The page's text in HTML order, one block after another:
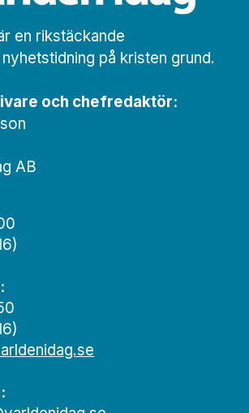
en rikstäckande
på kristen grund.
och chef­redaktör:
AB